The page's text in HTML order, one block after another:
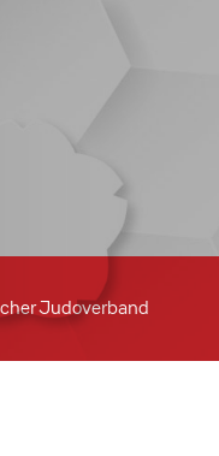
Judoverband